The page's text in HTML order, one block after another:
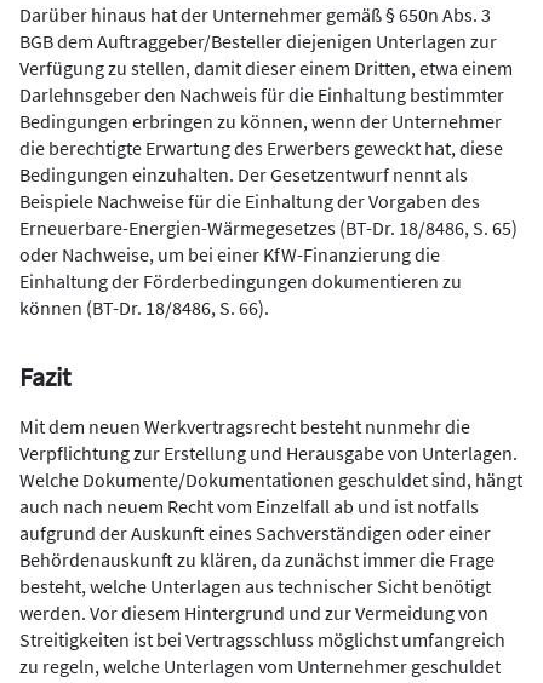
Darüber hinaus hat der Unternehmer gemäß § 650n Abs. 3
BGB dem Auftraggeber/Besteller diejenigen Unterlagen zur
Verfügung zu stellen, damit dieser einem Dritten, etwa einem
Darlehnsgeber den Nachweis für die Einhaltung bestimmter
Bedingungen erbringen zu können, wenn der Unternehmer
die berechtigte Erwartung des Erwerbers geweckt hat, diese
Bedingungen einzuhalten. Der Gesetzentwurf nennt als
Beispiele Nachweise für die Einhaltung der Vorgaben des
Erneuerbare-Energien-Wärmegesetzes (BT-Dr. 18/8486, S. 65)
oder Nachweise, um bei einer KfW-Finanzierung die
Einhaltung der Förderbedingungen dokumentieren zu
können (BT-Dr. 18/8486, S. 66).
Fazit
Mit dem neuen Werkvertragsrecht besteht nunmehr die
Verpflichtung zur Erstellung und Herausgabe von Unterlagen.
Welche Dokumente/Dokumentationen geschuldet sind, hängt
auch nach neuem Recht vom Einzelfall ab und ist notfalls
aufgrund der Auskunft eines Sachverständigen oder einer
Behördenauskunft zu klären, da zunächst immer die Frage
besteht, welche Unterlagen aus technischer Sicht benötigt
werden. Vor diesem Hintergrund und zur Vermeidung von
Streitigkeiten ist bei Vertragsschluss möglichst umfangreich
zu regeln, welche Unterlagen vom Unternehmer geschuldet